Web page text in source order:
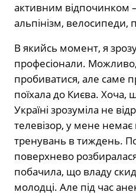
активним відпочинком
альпінізм, велосипеди,
В якийсь момент, я
професіонали. Можливо,
пробиватися, але саме
поїхала до Києва. Хоча,
Україні зрозуміла не
телевізор, у мене немає
тренувань в тиждень.
поверхнево
побачила, що владу
молодці. Але під час